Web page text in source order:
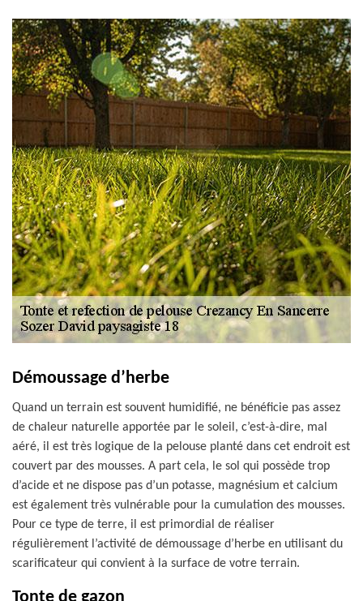
Démoussage d’herbe
Quand un terrain est souvent humidifié, ne bénéficie pas assez
de chaleur naturelle apportée par le soleil, c’est-à-dire, mal
aéré, il est très logique de la pelouse planté dans cet endroit est
couvert par des mousses. A part cela, le sol qui possède trop
d’acide et ne dispose pas d’un potasse, magnésium et calcium
est également très vulnérable pour la cumulation des mousses.
Pour ce type de terre, il est primordial de réaliser
régulièrement l’activité de démoussage d’herbe en utilisant du
scarificateur qui convient à la surface de votre terrain.